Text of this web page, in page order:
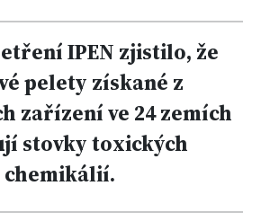
IPEN zjistilo, že
pelety získané z
zařízení ve 24 zemích
stovky toxických
chemikálií.